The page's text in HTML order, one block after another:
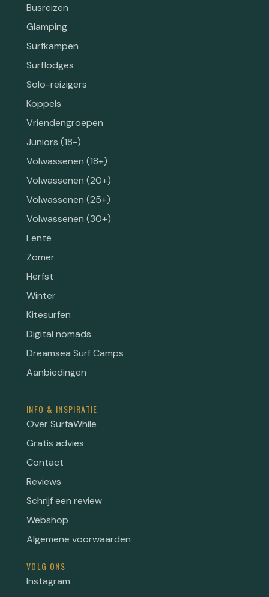
Busreizen
Glamping
Surfkampen
Surflodges
Solo-reizigers
Koppels
Vriendengroepen
Juniors (18-)
Volwassenen (18+)
Volwassenen (20+)
Volwassenen (25+)
Volwassenen (30+)
Lente
Zomer
Herfst
Winter
Kitesurfen
Digital nomads
Dreamsea Surf Camps
Aanbiedingen
INFO & INSPIRATIE
Over SurfaWhile
Gratis advies
Contact
Reviews
Schrijf een review
Webshop
Algemene voorwaarden
VOLG ONS
Instagram